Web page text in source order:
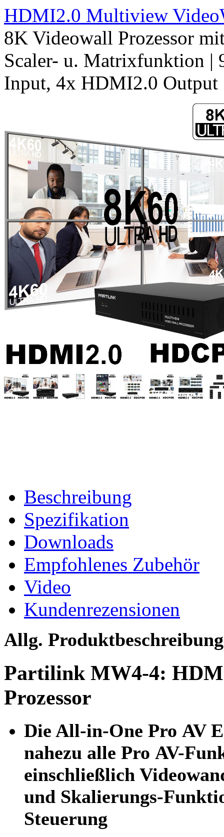
HDMI2.0 Multiview
8K Videowall Prozessor
Scaler- u. Matrixfunktion |
Input, 4x HDMI2.0 Output
Beschreibung
Spezifikation
Downloads
Empfohlenes Zubehör
Video
Kundenrezensionen
Allg. Produktbeschreibung
Partilink MW4-4:
Prozessor
Die All-in-One Pro AV
nahezu alle Pro AV-
einschließlich
und Skalierungs-
Steuerung